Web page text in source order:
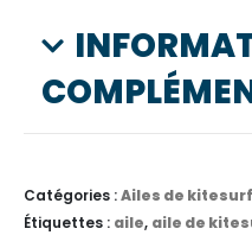
Catégories :Ailes de kitesurf
Étiquettes : aile, aile de